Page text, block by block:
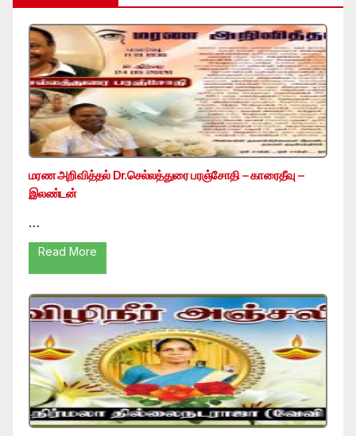
மரண அறிவித்தல் Dr.செல்லத்துரை பரஞ்சோதி – காரைதீவு –
இலண்டன்
…
Read More